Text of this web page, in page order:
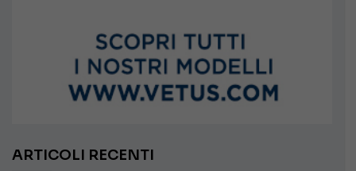
ARTICOLI RECENTI